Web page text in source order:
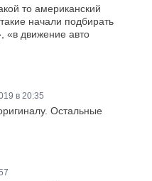
то американский
начали подбирать
«в движение авто
в 20:35
Остальные